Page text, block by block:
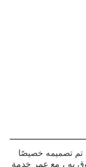
تم تصميمه خصيصًا
به ، مع عمر خدمة